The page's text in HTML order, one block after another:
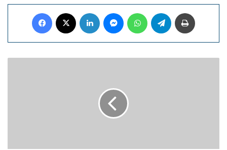
Facebook LinkedIn MessengerWhatsAppTelegram